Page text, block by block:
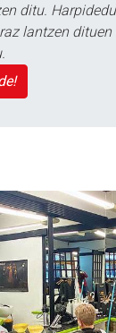
ditu.
lantzen